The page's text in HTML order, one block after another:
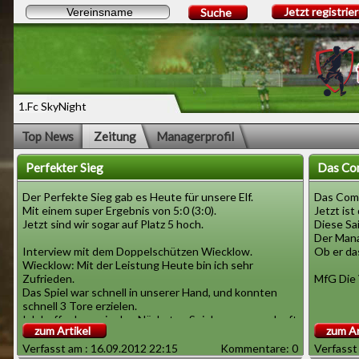
1.Fc SkyNight
Suche Jetzt
Top News Zeitung Managerprofil
Perfekter Sieg
Der Perfekte Sieg gab es Heute für unsere Elf.
Mit einem super Ergebnis von 5:0 (3:0).
Jetzt sind wir sogar auf Platz 5 hoch.
Interview mit dem Doppelschützen Wiecklow.
Wiecklow: Mit der Leistung Heute bin ich sehr
Zufrieden.
Das Spiel war schnell in unserer Hand, und konnten
schnell 3 Tore erzielen.
Ich hoffe das es in den Nächsten Spielen genauso lauft.
Der Spieler Wiecklow schoss 2 Tore (6,71).
zum Artikel
Verfasst am : 16.09.2012 22:15
Kommentare: 0
Das
Das
Jetzt ist
Diese
Der
Ob er
MfG Die
zum
Verfasst